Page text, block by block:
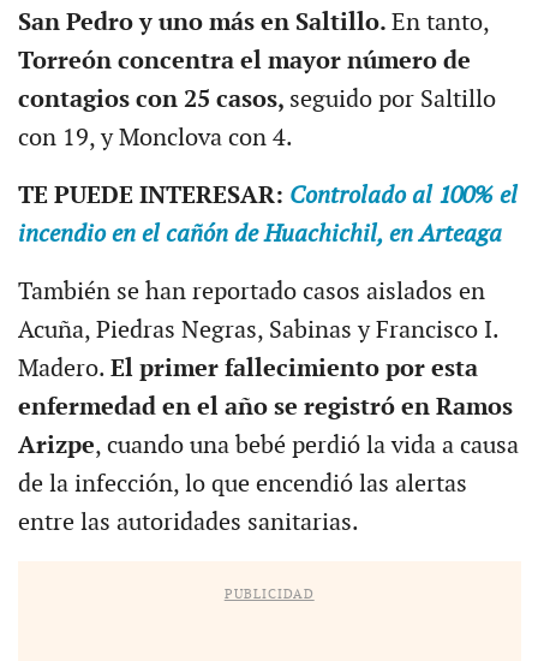
San Pedro y uno más en Saltillo. En tanto,
Torreón concentra el mayor número de
contagios con 25 casos, seguido por Saltillo
con 19, y Monclova con 4.
TE PUEDE INTERESAR: Controlado al 100% el
incendio en el cañón de Huachichil, en Arteaga
También se han reportado casos aislados en
Acuña, Piedras Negras, Sabinas y Francisco I.
Madero. El primer fallecimiento por esta
enfermedad en el año se registró en Ramos
Arizpe, cuando una bebé perdió la vida a causa
de la infección, lo que encendió las alertas
entre las autoridades sanitarias.
PUBLICIDAD